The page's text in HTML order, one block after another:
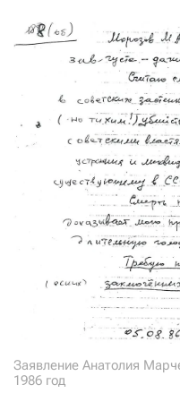
Заявление Анатолия
1986 год